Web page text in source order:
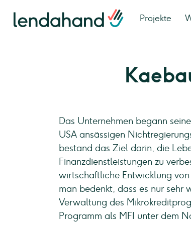
Projekte
Das Unternehmen begann
USA ansässigen
bestand das Ziel darin, die
Finanzdienstleistungen zu
wirtschaftliche Entwicklung
man bedenkt, dass es nur sehr
Verwaltung des
Programm als MFI unter dem